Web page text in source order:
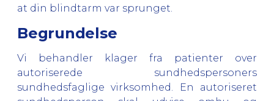
at din blindtarm var sprunget.
Begrundelse
Vi behandler klager fra patienter over
autoriserede sundhedspersoners
sundhedsfaglige virksomhed. En autoriseret